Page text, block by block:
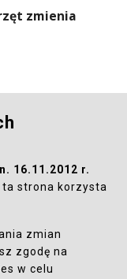
zmienia
16.11.2012 r.
ta strona korzysta
zmian
zgodę na
w celu